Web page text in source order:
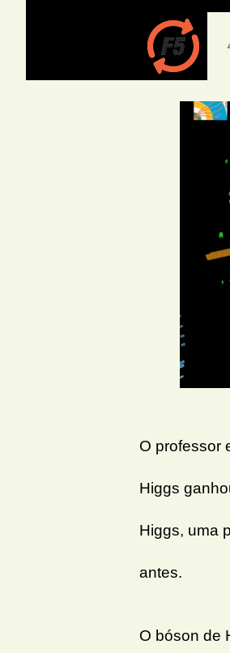
O professor
Higgs
Higgs, uma
antes.
O bóson de